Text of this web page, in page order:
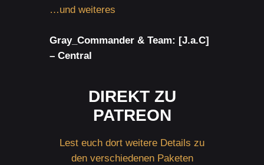
…und weiteres
Gray_Commander & Team: [J.a.C]
– Central
DIREKT ZU
PATREON
Lest euch dort weitere Details zu
den verschiedenen Paketen